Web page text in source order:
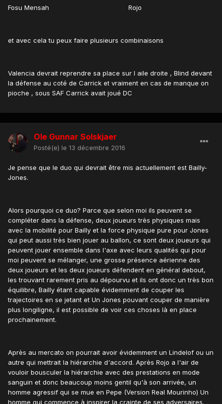
Fosu Mensah Rojo
et avec cela tu peux faire plusieurs combinaisons
Valencia devrait reprendre sa place sur l aile droite , Blind devant
la défense au coté de Carrick et vraiment en cas de manque on
pioche , sous SAF Carrick avait joué DC
Ole Gunnar Solskjaer
Posté(e) le 13 décembre 2016
Je pense que le duo qui devrait être mis actuellement est Bailly-
Jones.
Alors pourquoi ce duo? Parce que selon moi ils peuvent se
compléter dans la défense, deux joueurs très physiques mais
avec la mobilité pour Bailly et la force physique pure pour Jones
qui peut aussi très bien jouer au ballon, ce sont deux joueurs qui
peuvent jouer ensemble dans l'axe avec leurs qualités qui pour
moi peuvent se mélanger, une grosse présence aérienne des
deux joueurs et les deux joueurs défendent en général debout,
les trouvant rarement pris au dépourvu et ils ont donc un très bon
équilibre, Bailly étant capable évidemment de couper les
trajectoires en se jetant et Un Jones pouvant couper de manière
plus longiligne, il est possible de voir ces choses là en place
prochainement.
Après au mercato on pourrait avoir évidemment un Lindelof ou un
autre qui mettrait la hiérarchie d'accord. Après Rojo a l'air de
vouloir bousculer la hiérarchie avec des prestations en mode
sanguin et donc beaucoup moins gentil qu'à son arrivée, un
homme agressif qui se mue en Pepe (Version Real Mourinho) Un
homme qui commence à inspirer la crainte de ses adversaires.